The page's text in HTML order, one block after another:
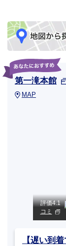
第一滝本館
MAP
評価4.1
コミ
【遅い到